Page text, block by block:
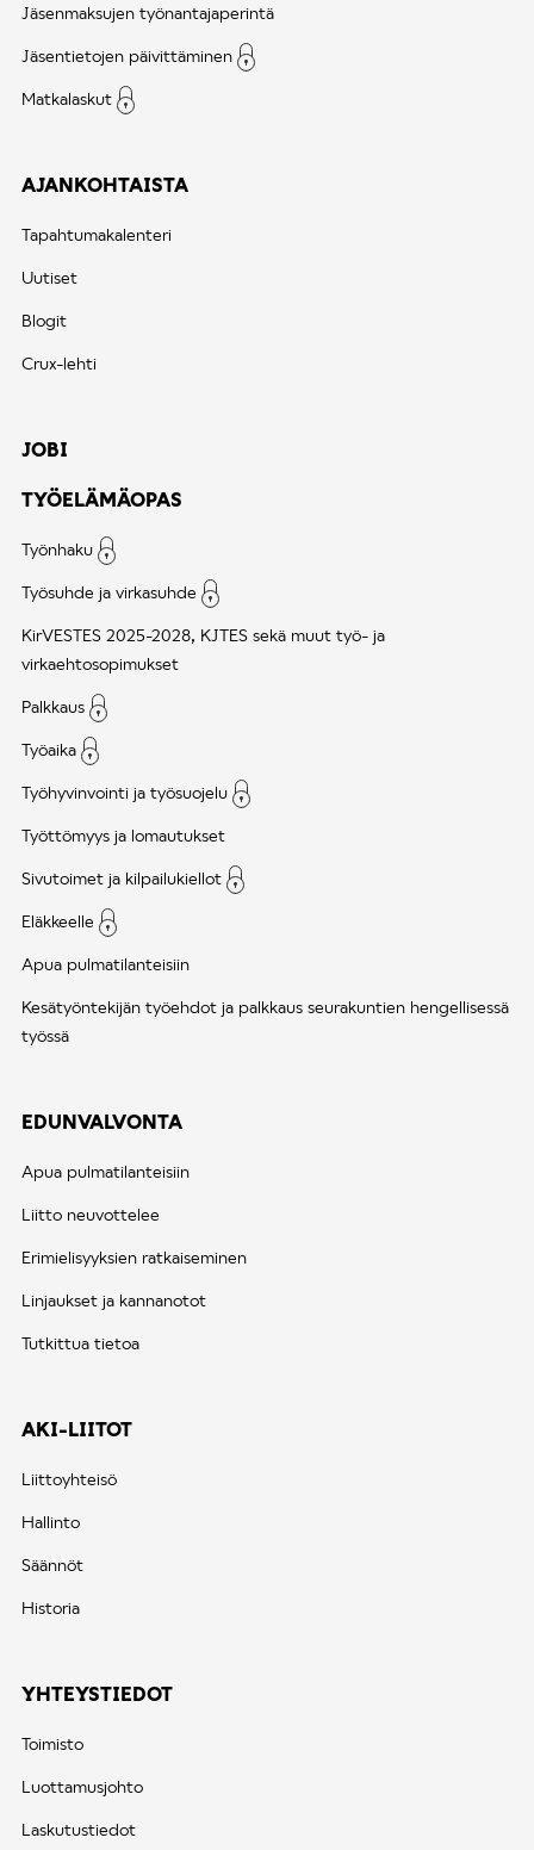
Jäsenmaksujen työnantajaperintä
Jäsentietojen päivittäminen
Matkalaskut
AJANKOHTAISTA
Tapahtumakalenteri
Uutiset
Blogit
Crux-lehti
JOBI
TYÖELÄMÄOPAS
Työnhaku
Työsuhde ja virkasuhde
KirVESTES 2025-2028, KJTES sekä muut työ- ja
virkaehtosopimukset
Palkkaus
Työaika
Työhyvinvointi ja työsuojelu
Työttömyys ja lomautukset
Sivutoimet ja kilpailukiellot
Eläkkeelle
Apua pulmatilanteisiin
Kesätyöntekijän työehdot ja palkkaus seurakuntien hengellisessä
työssä
EDUNVALVONTA
Apua pulmatilanteisiin
Liitto neuvottelee
Erimielisyyksien ratkaiseminen
Linjaukset ja kannanotot
Tutkittua tietoa
AKI-LIITOT
Liittoyhteisö
Hallinto
Säännöt
Historia
YHTEYSTIEDOT
Toimisto
Luottamusjohto
Laskutustiedot